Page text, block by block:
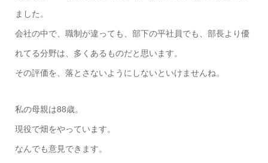
ました。
会社の中で、職制が違っても、部下の平社員でも、部長より優
れてる分野は、多くあるものだと思います。
その評価を、落とさないようにしないといけませんね。
私の母親は88歳。
現役で畑をやっています。
なんでも意見できます。